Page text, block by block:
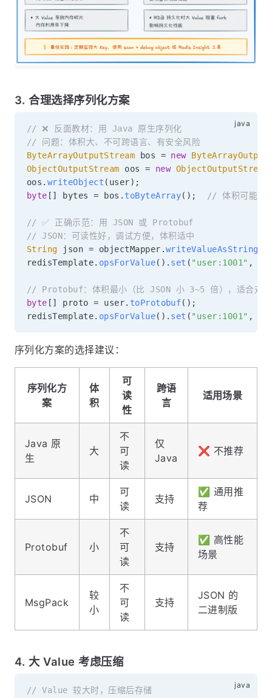
3. 合理选择序列化方案
// ❌ 反面教材：用 Java 原生序列化
// 问题：体积大、不可跨语言、有安全风险
ByteArrayOutputStream bos = new
ObjectOutputStream oos = new ObjectOutputStream
oos . writeObject ( user) ;
byte [ ] bytes = bos . toByteArray( ) ; // 体积可能比
// ✅ 正确示范：用 JSON 或 Protobuf
// JSON：可读性好，调试方便，体积适中
String json = objectMapper .writeValueAsString
redisTemplate. opsForValue( ) . set ( "user:1001" ,
// Protobuf：体积最小（比 JSON 小 3~5 倍），适合对性
byte [ ] proto = user. toProtobuf( ) ;
redisTemplate. opsForValue( ) . set ( "user:1001" ,
序列化方案的选择建议：
序列化方
案
体
积
可
读
性
跨语
言
适用场景
Java 原
生
大
不
可
读
仅
Java
❌ 不推荐
JSON 中
可
读
支持
✅ 通用推
荐
Protobuf 小
不
可
读
支持
✅ 高性能
场景
MsgPack
较
小
不
可
读
支持
JSON 的
二进制版
4. 大 Value 考虑压缩
// Value 较大时，压缩后存储